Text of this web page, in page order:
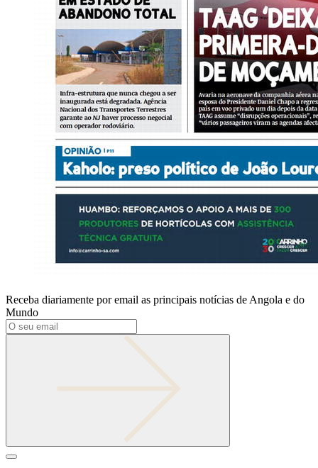
Receba diariamente por email as principais notícias de Angola e do
Mundo